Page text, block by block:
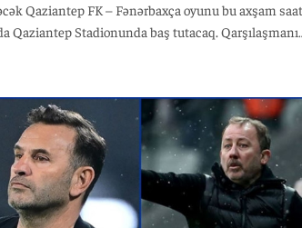
Qaziantep FK – Fənərbaxça oyunu bu axşam saat
Stadionunda baş tutacaq. Qarşılaşmanı
üzərində 2–1 hesablı qələbə qazanan
həftə ərzində UEFA Avropa Liqasında
klubunu da 1–0 hesabı ilə məğlub etməyi bacarıb.